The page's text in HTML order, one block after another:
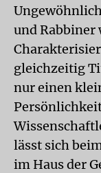
und Rabbiner
gleichzeitig
nur einen
lässt sich
im Haus der